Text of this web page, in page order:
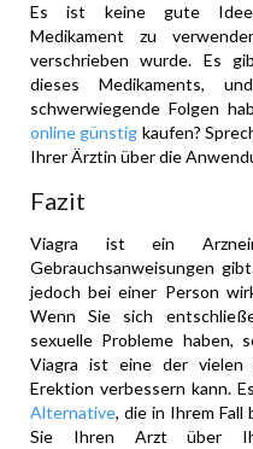
Es ist keine gute Idee,
Medikament zu
verschrieben wurde. Es
dieses Medikaments,
schwerwiegende Folgen
online günstig kaufen?
Ihrer Ärztin über die
Fazit
Viagra ist ein
Gebrauchsanweisungen
jedoch bei einer Person
Wenn Sie sich
sexuelle Probleme haben,
Viagra ist eine der vielen
Erektion verbessern kann.
Alternative, die in Ihrem
Sie Ihren Arzt über